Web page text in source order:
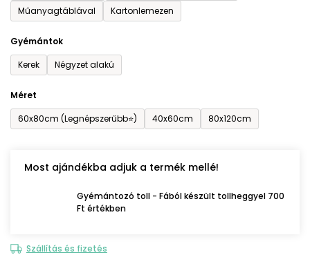
Műanyagtáblával
Kartonlemezen
Gyémántok
Kerek
Négyzet alakú
Méret
60x80cm (Legnépszerűbb⭐)
40x60cm 80x120cm
Most ajándékba adjuk a termék mellé!
Gyémántozó toll - Fából készült tollheggyel 700
Ft értékben
Szállítás és fizetés